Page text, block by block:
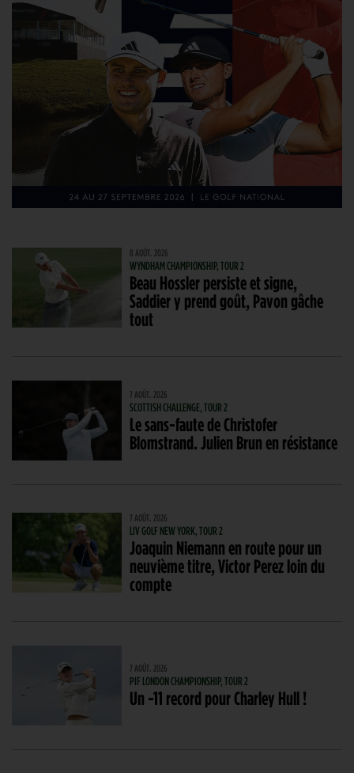
8 AOÛT. 2026
WYNDHAM CHAMPIONSHIP, TOUR 2
Beau Hossler persiste et signe,
Saddier y prend goût, Pavon gâche
tout
7 AOÛT. 2026
SCOTTISH CHALLENGE, TOUR 2
Le sans-faute de Christofer
Blomstrand. Julien Brun en résistance
7 AOÛT. 2026
LIV GOLF NEW YORK, TOUR 2
Joaquin Niemann en route pour un
neuvième titre, Victor Perez loin du
compte
7 AOÛT. 2026
PIF LONDON CHAMPIONSHIP, TOUR 2
Un -11 record pour Charley Hull !